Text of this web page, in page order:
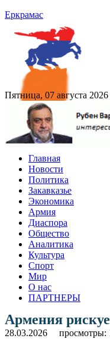
Еркрамас
Пятница, 07 августа 2026
Главная
Новости
Политика
Закавказье
Экономика
Армия
Диаспора
Общество
Аналитика
Культура
Спорт
Мир
О нас
ПАРТНЕРЫ
Армения
28.03.2026 просмотры: